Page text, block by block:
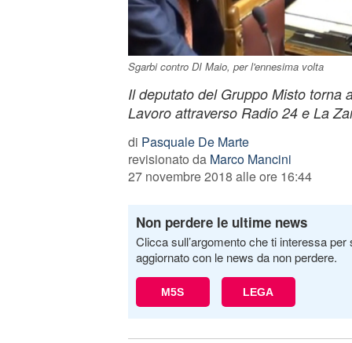
Sgarbi contro DI Maio, per l'ennesima volta
Il deputato del Gruppo Misto torna
Lavoro attraverso Radio 24 e La
di Pasquale De Marte
revisionato da Marco Mancini
27 novembre 2018 alle ore 16:44
Non perdere le ultime news
Clicca sull’argomento che ti interessa
aggiornato con le news da non perdere.
M5S LEGA